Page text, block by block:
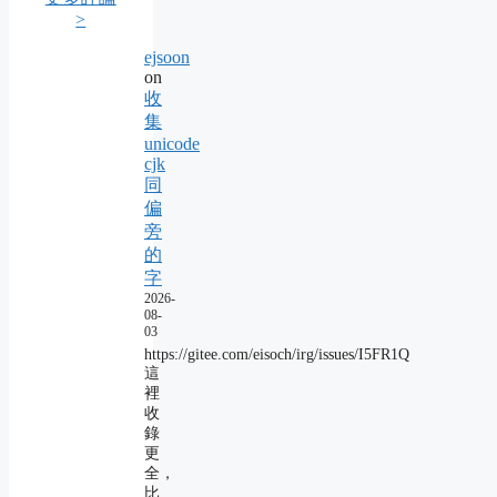
>
ejsoon
on
收
集
unicode
cjk
同
偏
旁
的
字
2026-
08-
03
https://gitee.com/eisoch/irg/issues/I5FR1Q
這
裡
收
錄
更
全，
比